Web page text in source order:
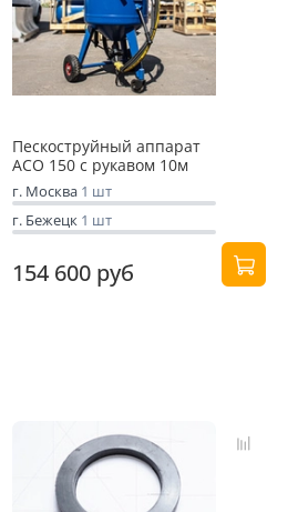
Пескоструйный аппарат
АСО 150 с рукавом 10м
г. Москва 1 шт
г. Бежецк 1 шт
154 600 руб